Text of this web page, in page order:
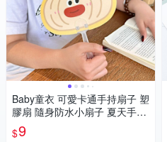
Baby童衣 可愛卡通手持扇子 塑
膠扇 隨身防水小扇子 夏天手搖
扇 11753
$9